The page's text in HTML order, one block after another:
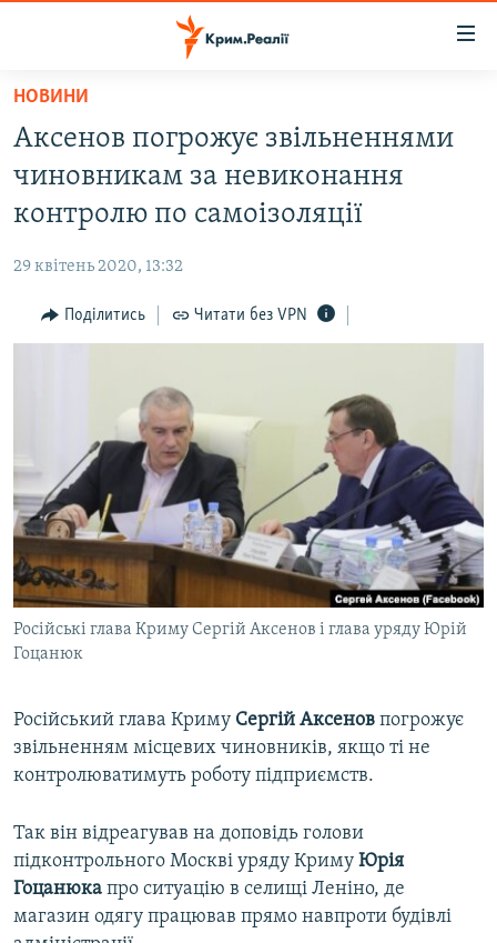
Перейти
основного
матеріалу
до
основної
Перейти
до
БЛОГИ
ПОГЛЯД
СПЕЦПРОЕКТИ
ДЕПОРТАЦІЯ
ВІДЕОУРОКИ «ELIFBE»
СВІДЧЕННЯ ОКУПАЦІЇ
УКРАЇНСЬКА ПРОБЛЕМА КРИМУ
ІНФОГРАФІКА
ЯК ОБІЙТИ БЛОКУВАННЯ
Русский
Qırımtatar
ДОЛУЧАЙСЯ!
Усі сайти RFE/RL
НОВИНИ
Аксенов погрожує звільненнями
чиновникам за невиконання
контролю по самоізоляції
29 квітень 2020, 13:32
Поділитись Читати без VPN
Російські глава Криму Сергій Аксенов і глава уряду Юрій
Гоцанюк
Російський глава Криму Сергій Аксенов погрожує
звільненням місцевих чиновників, якщо ті не
контролюватимуть роботу підприємств.
Так він відреагував на доповідь голови
підконтрольного Москві уряду Криму Юрія
Гоцанюка про ситуацію в селищі Леніно, де
магазин одягу працював прямо навпроти будівлі